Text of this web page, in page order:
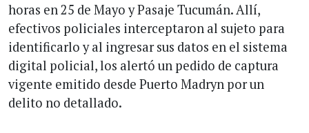
horas en 25 de Mayo y Pasaje Tucumán. Allí,
efectivos policiales interceptaron al sujeto para
identificarlo y al ingresar sus datos en el sistema
digital policial, los alertó un pedido de captura
vigente emitido desde Puerto Madryn por un
delito no detallado.